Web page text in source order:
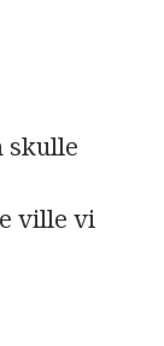
skulle
ville vi